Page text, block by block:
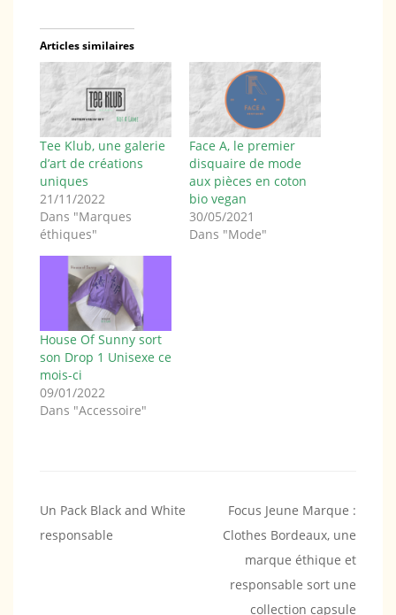
Articles similaires
Tee Klub, une galerie
d’art de créations
uniques
21/11/2022
Dans "Marques
éthiques"
Face A, le premier
disquaire de mode
aux pièces en coton
bio vegan
30/05/2021
Dans "Mode"
House Of Sunny sort
son Drop 1 Unisexe ce
mois-ci
09/01/2022
Dans "Accessoire"
Navigation
de
Un Pack Black and White
responsable
Focus Jeune Marque :
Clothes Bordeaux, une
marque éthique et
responsable sort une
collection capsule